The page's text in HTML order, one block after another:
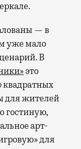
— в
уже мало
В
это
для жителей
гостиную,
арт-
для